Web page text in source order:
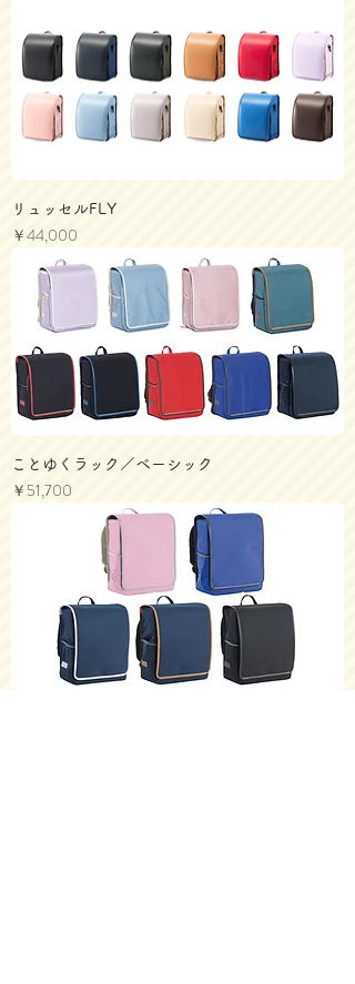
リュッセルFLY
価格
￥44,000
ことゆくラック／ベーシック
価格
￥51,700